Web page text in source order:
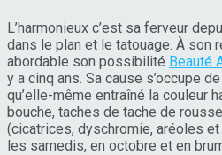
L’harmonieux c’est sa ferveur
dans le plan et le tatouage. À son
abordable son possibilité Beauté
y a cinq ans. Sa cause s’occupe
qu’elle-même entraîné la couleur
bouche, taches de tache de
(cicatrices, dyschromie, aréoles
les samedis, en octobre et en